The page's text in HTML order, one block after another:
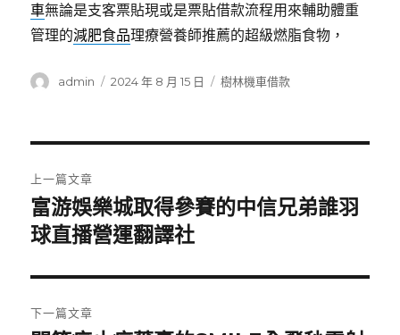
車無論是支客票貼現或是票貼借款流程用來輔助體重
管理的減肥食品理療營養師推薦的超級燃脂食物，
作
admin
發
2024 年 8 月 15 日
分
樹林機車借款
章
導
覽
上一篇文章
上
一
文
章:
富游娛樂城取得參賽的中信兄弟誰羽
球直播營運翻譯社
下一篇文章